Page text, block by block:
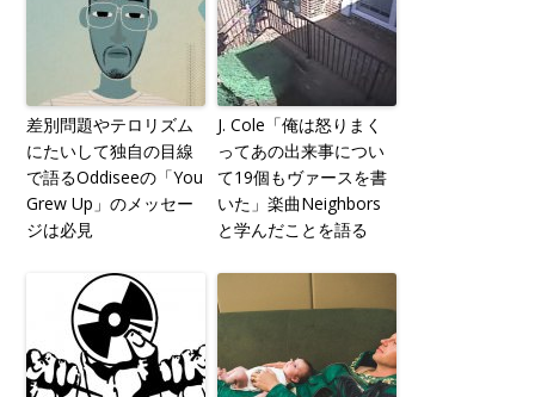
差別問題やテロリズム
にたいして独自の目線
で語るOddiseeの「You
Grew Up」のメッセー
ジは必見
J. Cole「俺は怒りまく
ってあの出来事につい
て19個もヴァースを書
いた」楽曲Neighbors
と学んだことを語る